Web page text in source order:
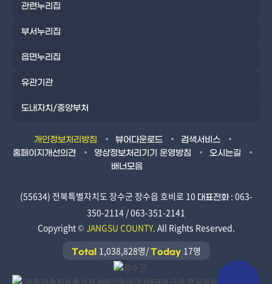
관련누리집
부서누리집
읍면누리집
유관기관
도내자치/중앙부처
개인정보처리방침 뷰어다운로드
검색서비스
홈페이지개선의견
영상정보처리기기 운영방침
오시는길
배너모음
(55634) 전북특별자치도 장수군 장수읍 호비로 10 대표전화: 063-
350-2114 / 063-351-2141
Copyright © JANGSU COUNTY. All Rights Reserved.
Total 1,038,828명/Today 17명